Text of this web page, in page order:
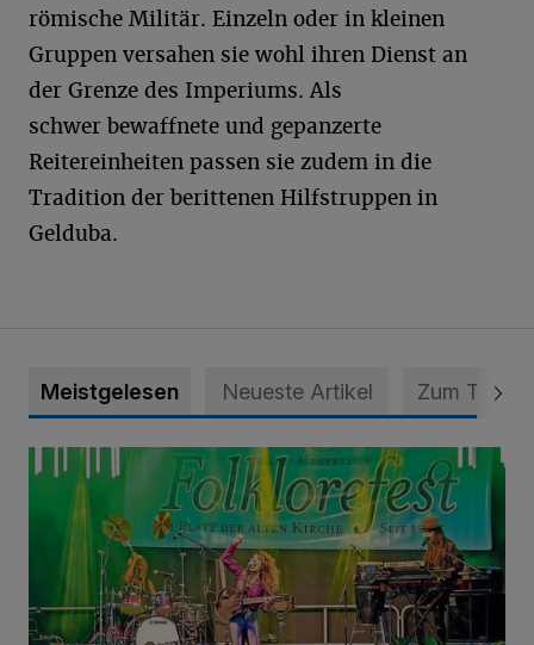
römische Militär. Einzeln oder in kleinen
Gruppen versahen sie wohl ihren Dienst an
der Grenze des Imperiums. Als
schwer bewaffnete und gepanzerte
Reitereinheiten passen sie zudem in die
Tradition der berittenen Hilfstruppen in
Gelduba.
Meistgelesen Neueste Artikel Zum Thema
Folklorefest Krefeld – „Frauen dieser Welt“